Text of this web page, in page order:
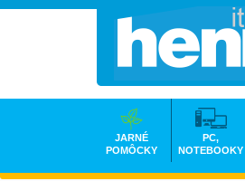
JARNÉ
POMÔCKY
PC,
NOTEBOOKY